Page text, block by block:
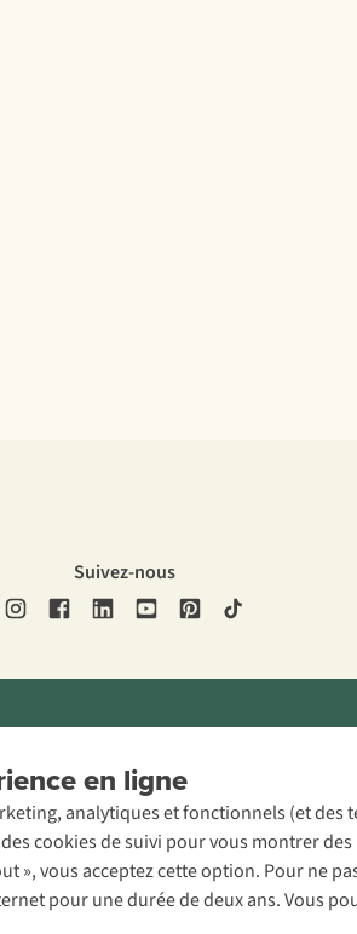
en ligne
analytiques et fonctionnels (et
cookies de suivi pour vous montrer
», vous acceptez cette option. Pour ne
pour une durée de deux ans. Vous
Suivez-nous